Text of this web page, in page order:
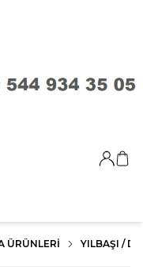
Giriş
ÜRÜNLERI YILBAŞI /